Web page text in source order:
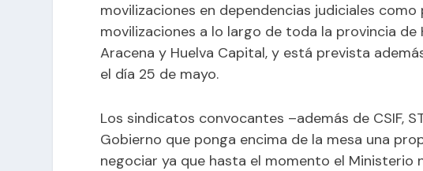
movilizaciones en dependencias judiciales
movilizaciones a lo largo de toda la provincia de
Aracena y Huelva Capital, y está prevista
el día 25 de mayo.
Los sindicatos convocantes –además de CSIF,
Gobierno que ponga encima de la mesa una
negociar ya que hasta el momento el Ministerio